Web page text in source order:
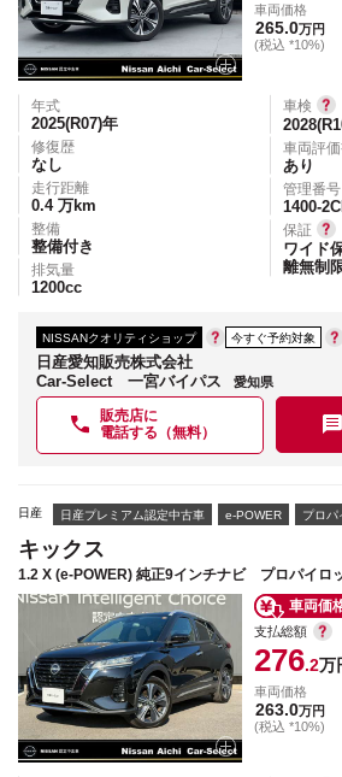
車両価格
265.0万円
(税込 *10%)
年式
2025(R07)年
修復歴
なし
走行距離
0.4 万km
整備
整備付き
排気量
1200cc
車検
車両評
あり
管理番号
1400-
保証
ワイド
離無制
NISSANクオリティショップ 今すぐ予約対象
日産愛知販売株式会社
Car-Select 一宮バイパス
愛知県
販売店に
電話する（無料）
日産 日産プレミアム認定中古車 e-POWER プロパ
キックス
1.2 X (e-POWER) 純正9インチナビ プロパイロ
車両価
支払総額
276.2万
車両価格
263.0万円
(税込 *10%)